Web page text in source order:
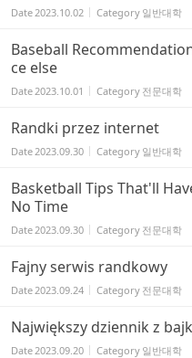
Date2023.10.02 Category 일반대학
Baseball
ce else
Date2023.10.01 Category 전문대학
Randki przez internet
Date2023.09.30 Category 일반대학
Basketball Tips That'll
No Time
Date2023.09.30 Category 전문대학
Fajny serwis randkowy
Date2023.09.24 Category 전문대학
Największy dziennik z
Date2023.09.20 Category 일반대학